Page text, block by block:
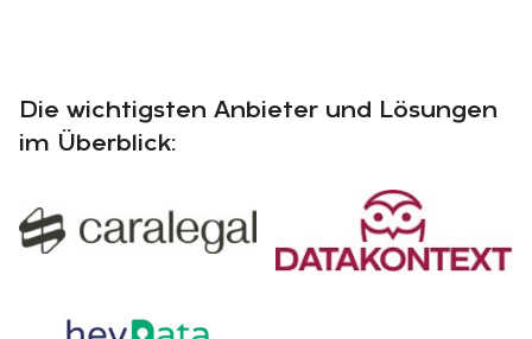
Die wichtigsten Anbieter und Lösungen
im Überblick: